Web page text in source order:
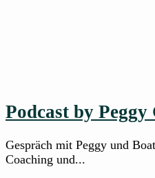
Podcast by Peggy
Gespräch mit Peggy und
Coaching und...